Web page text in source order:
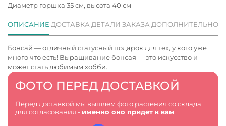
Диаметр горшка 35 см, высота 40 см
ФОТО ПЕРЕД ДОСТАВКОЙ
Перед доставкой мы вышлем фото растения со склада
для согласования - именно оно придет к вам
ОПИСАНИЕ ДОСТАВКА ДЕТАЛИ ЗАКАЗА ДОПОЛНИТЕЛЬНО
Бонсай — отличный статусный подарок для тех, у кого уже
много что есть! Выращивание бонсая — это искусство и
может стать любимым хобби.